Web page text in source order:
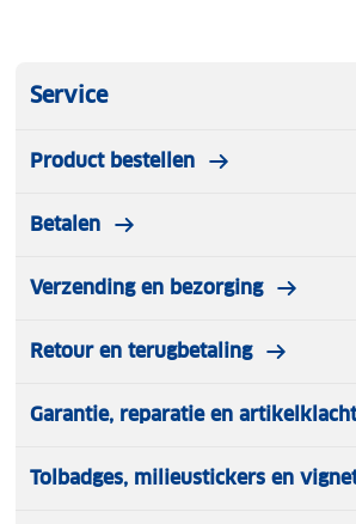
Service
Product bestellen
Betalen
Verzending en bezorging
Retour en terugbetaling
Garantie, reparatie en
Tolbadges, milieustickers en